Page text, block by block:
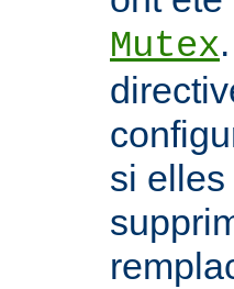
Mutex
si